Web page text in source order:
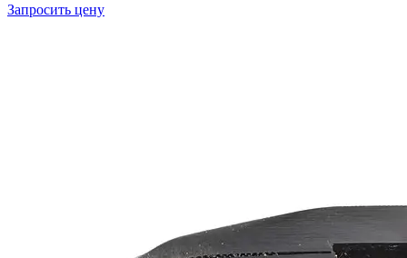
Запросить цену